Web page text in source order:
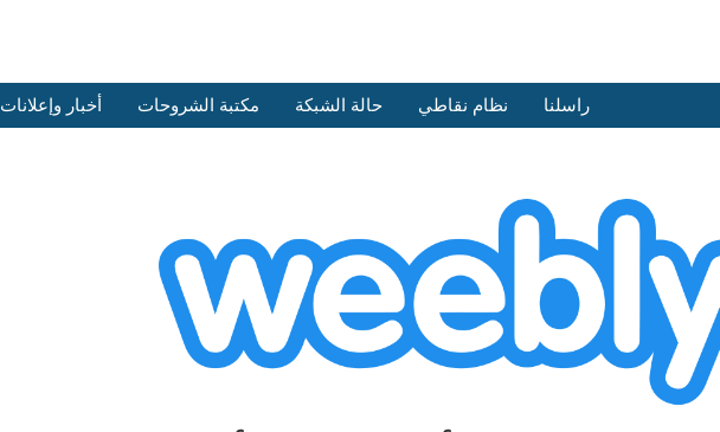
أخبار وإعلانات مكتبة الشروحات حالة الشبكة نظام نقاطي راسلنا